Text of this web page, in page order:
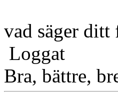
vad säger ditt
Loggat
Bra, bättre,